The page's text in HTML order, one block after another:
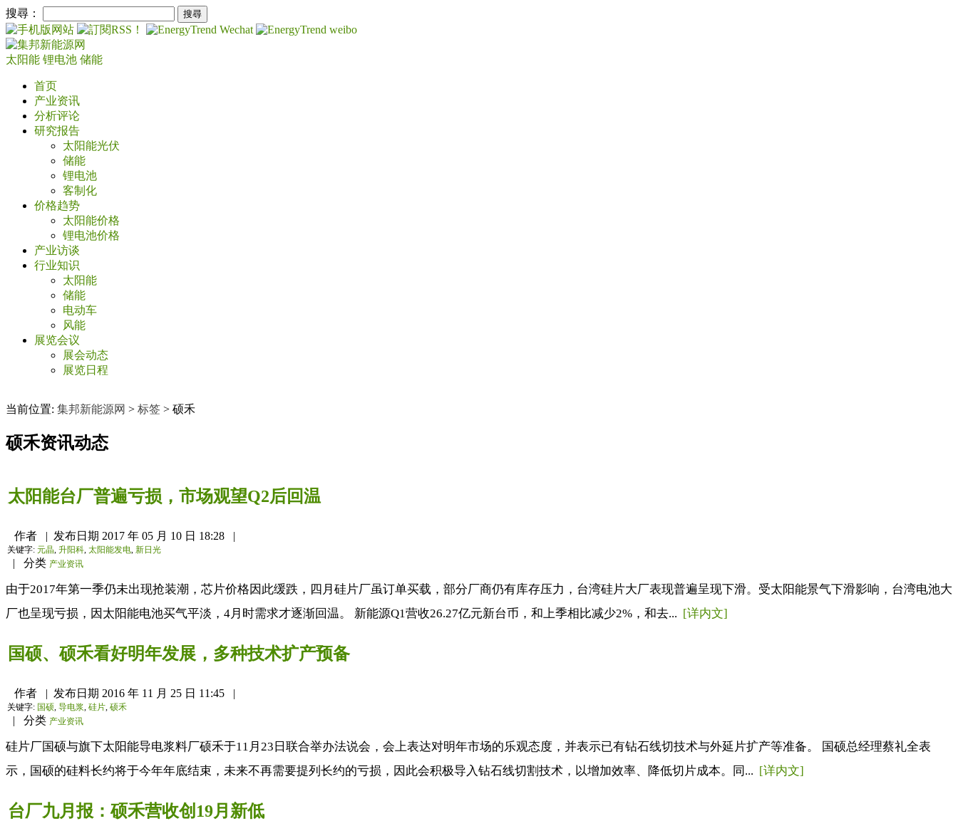
搜尋：
太阳能 锂电池 储能
首页
产业资讯
分析评论
研究报告
太阳能光伏
储能
锂电池
客制化
价格趋势
太阳能价格
锂电池价格
产业访谈
行业知识
太阳能
储能
电动车
风能
展览会议
展会动态
展览日程
当前位置: 集邦新能源网 > 标签 > 硕禾
硕禾资讯动态
太阳能台厂普遍亏损，市场观望Q2后回温
作者 | 发布日期 2017 年 05 月 10 日 18:28 |
关键字: 元晶, 升阳科, 太阳能发电, 新日光
| 分类 产业资讯
由于2017年第一季仍未出现抢装潮，芯片价格因此缓跌，四月硅片厂虽订单买载，部分厂商仍有库存压力，台湾硅片大厂表现普遍呈现下滑。受太阳能景气下滑影响，台湾电池大
厂也呈现亏损，因太阳能电池买气平淡，4月时需求才逐渐回温。 新能源Q1营收26.27亿元新台币，和上季相比减少2%，和去... [详内文]
国硕、硕禾看好明年发展，多种技术扩产预备
作者 | 发布日期 2016 年 11 月 25 日 11:45 |
关键字: 国硕, 导电浆, 硅片, 硕禾
| 分类 产业资讯
硅片厂国硕与旗下太阳能导电浆料厂硕禾于11月23日联合举办法说会，会上表达对明年市场的乐观态度，并表示已有钻石线切技术与外延片扩产等准备。 国硕总经理蔡礼全表
示，国硕的硅料长约将于今年年底结束，未来不再需要提列长约的亏损，因此会积极导入钻石线切割技术，以增加效率、降低切片成本。同... [详内文]
台厂九月报：硕禾营收创19月新低